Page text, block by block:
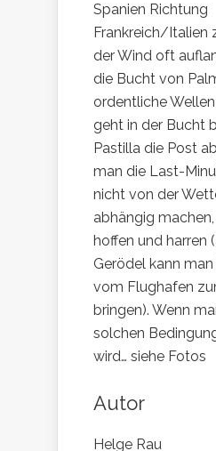
Spanien Richtung
Frankreich/Italien
der Wind oft
die Bucht von
ordentliche
geht in der Bucht
Pastilla die Post
man die Last-
nicht von der
abhängig
hoffen und harren
Gerödel kann
vom Flughafen
bringen). Wenn
solchen
wird… siehe Fotos
Autor
Helge Rau